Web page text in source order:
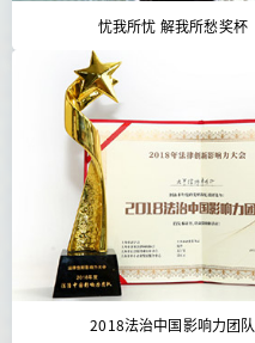
忧我所忧 解我所愁奖杯
2018法治中国影响力团队